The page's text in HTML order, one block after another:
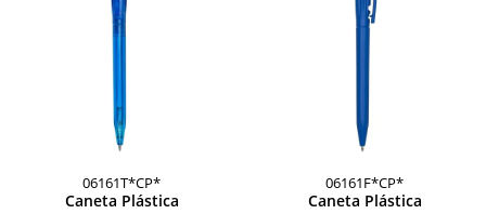
06161T*CP*
Caneta Plástica
06161F*CP*
Caneta Plástica